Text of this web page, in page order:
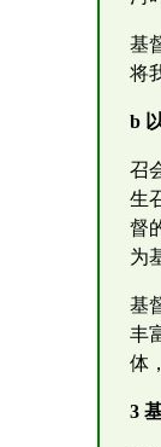
基
将
b
召
生
督
为
基
丰
体
3